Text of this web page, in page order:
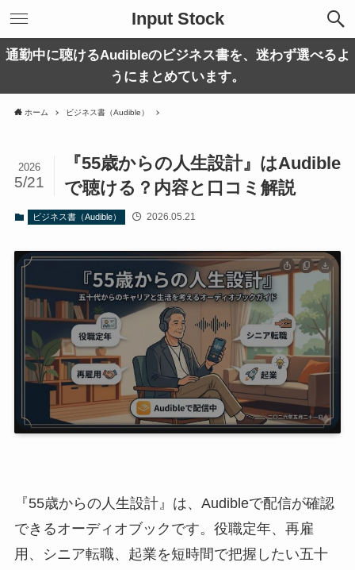
Input Stock
通勤中に聴けるAudibleのビジネス書を、迷わず選べるよ
うにまとめています。
ホーム ビジネス書（Audible）
『55歳からの人生設計』はAudible
で聴ける？内容と口コミ解説
2026
5/21
ビジネス書（Audible） 2026.05.21
『55歳からの人生設計』は、Audibleで配信が確認
できるオーディオブックです。役職定年、再雇
用、シニア転職、起業を短時間で把握したい五十